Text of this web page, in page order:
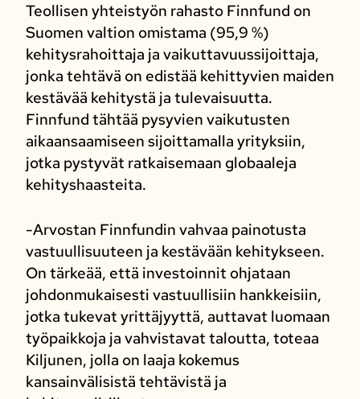
Teollisen yhteistyön rahasto Finnfund on
Suomen valtion omistama (95,9 %)
kehitysrahoittaja ja vaikuttavuussijoittaja,
jonka tehtävä on edistää kehittyvien maiden
kestävää kehitystä ja tulevaisuutta.
Finnfund tähtää pysyvien vaikutusten
aikaansaamiseen sijoittamalla yrityksiin,
jotka pystyvät ratkaisemaan globaaleja
kehityshaasteita.
-Arvostan Finnfundin vahvaa painotusta
vastuullisuuteen ja kestävään kehitykseen.
On tärkeää, että investoinnit ohjataan
johdonmukaisesti vastuullisiin hankkeisiin,
jotka tukevat yrittäjyyttä, auttavat luomaan
työpaikkoja ja vahvistavat taloutta, toteaa
Kiljunen, jolla on laaja kokemus
kansainvälisistä tehtävistä ja